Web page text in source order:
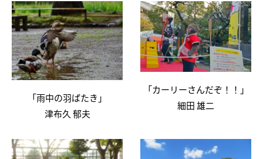
「雨中の羽ばたき」
津布久 郁夫
「カーリーさんだぞ！！」
細田 雄二